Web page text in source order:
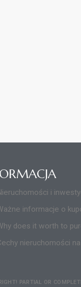
i
informacje o
does it worth to
nieruchomości
PARTIAL OR